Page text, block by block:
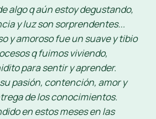
algo q aún estoy degustando,
y luz son sorprendentes...
y amoroso fue un suave y tibio
q fuimos viviendo,
para sentir y aprender.
pasión, contención, amor y
de los conocimientos.
en estos meses en las